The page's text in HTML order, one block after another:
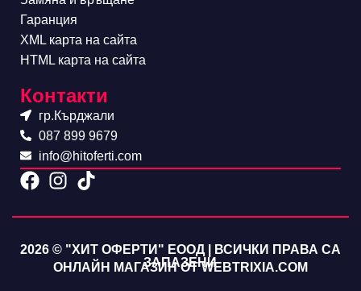
Гаранция
XML карта на сайта
HTML карта на сайта
Контакти
гр.Кърджали
087 899 9679
info@hitoferti.com
2026 © "ХИТ ОФЕРТИ" ЕООД | ВСИЧКИ ПРАВА СА
ЗАПАЗЕНИ
ОНЛАЙН МАГАЗИН ОТ WEBTRIXIA.COM